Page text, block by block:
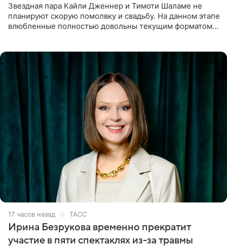
Звездная пара Кайли Дженнер и Тимоти Шаламе не
планируют скорую помолвку и свадьбу. На данном этапе
влюбленные полностью довольны текущим форматом
17 часов назад ТАСС
Ирина Безрукова временно прекратит
участие в пяти спектаклях из-за травмы